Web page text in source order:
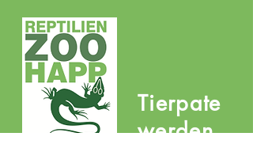
Tierpate
werden